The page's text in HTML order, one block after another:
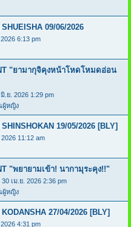
09/06/2026
6:13 pm
"ยามากุจิคุงหน้าโหดโหมดอ่อน
.ย. 2026 1:29 pm
ผู้หญิง
19/05/2026 [BLY]
11:12 am
"พยายามเข้า! นากามุระคุง!!"
เม.ย. 2026 2:36 pm
ผู้หญิง
27/04/2026 [BLY]
4:31 pm